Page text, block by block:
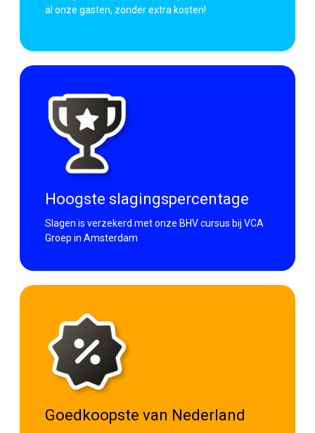
Veilig gebruik van
al onze gasten, zonder extra kosten!
Hoogste slagingspercentage
Slagen is verzekerd met onze BHV cursus bij VCA
Groep in Amsterdam
Goedkoopste van Nederland